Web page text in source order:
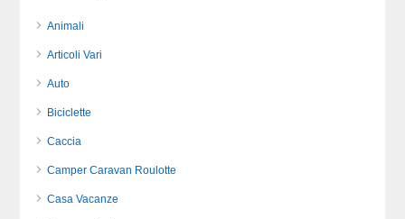
Animali
Articoli Vari
Auto
Biciclette
Caccia
Camper Caravan Roulotte
Casa Vacanze